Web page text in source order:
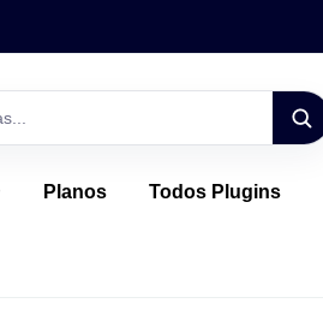
Planos Todos Plugins